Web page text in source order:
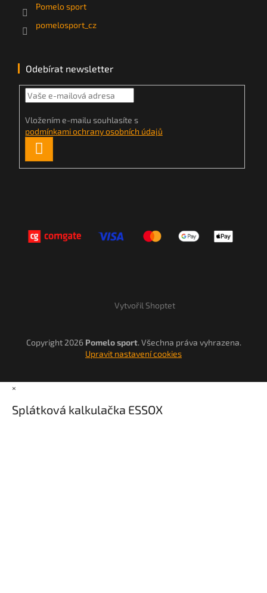
Pomelo sport
pomelosport_cz
Odebírat newsletter
Vložením e-mailu souhlasíte s
podmínkami ochrany osobních údajů
SE
Vytvořil Shoptet
Copyright 2026 Pomelo sport. Všechna práva vyhrazena.
Upravit nastavení cookies
×
Splátková kalkulačka ESSOX